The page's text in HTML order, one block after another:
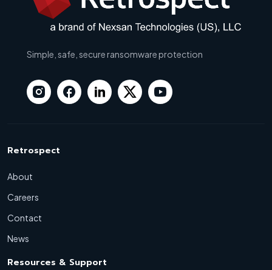
Simple, safe, secure ransomware protection
Retrospect
About
Careers
Contact
News
Resources & Support